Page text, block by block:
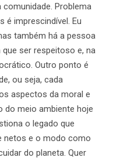
Problema
é imprescindível. Eu
também há a pessoa
ser respeitoso e, na
Outro ponto é
ou seja, cada
aspectos da moral e
do meio ambiente hoje
o legado que
netos e o modo como
do planeta. Quer